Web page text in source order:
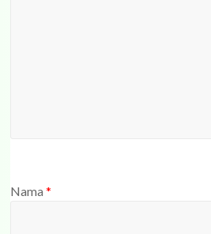
Nama*